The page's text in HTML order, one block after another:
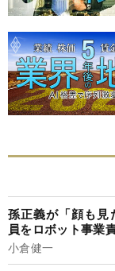
孫正義が「顔も見
員をロボット事業
小倉健一